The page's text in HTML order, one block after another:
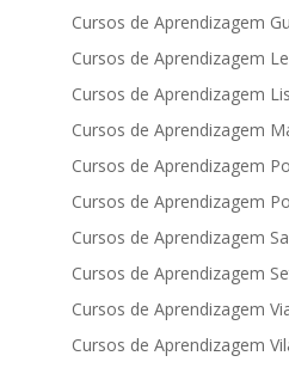
Cursos de Aprendizagem
Cursos de Aprendizagem
Cursos de Aprendizagem
Cursos de Aprendizagem
Cursos de Aprendizagem
Cursos de Aprendizagem
Cursos de Aprendizagem
Cursos de Aprendizagem
Cursos de Aprendizagem
Cursos de Aprendizagem